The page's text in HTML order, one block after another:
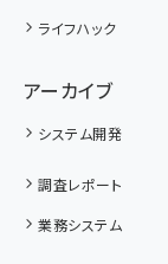
ライフハック
アーカイブ
システム開発
調査レポート
業務システム